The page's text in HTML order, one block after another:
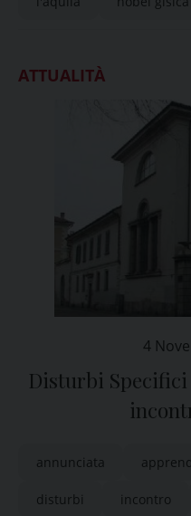
ATTUALITÀ
4
Disturbi Specifici
annunciata
disturbi incontro